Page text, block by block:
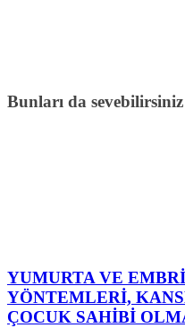
Bunları da sevebilirsiniz
YUMURTA VE
YÖNTEMLERİ,
ÇOCUK SAHİBİ